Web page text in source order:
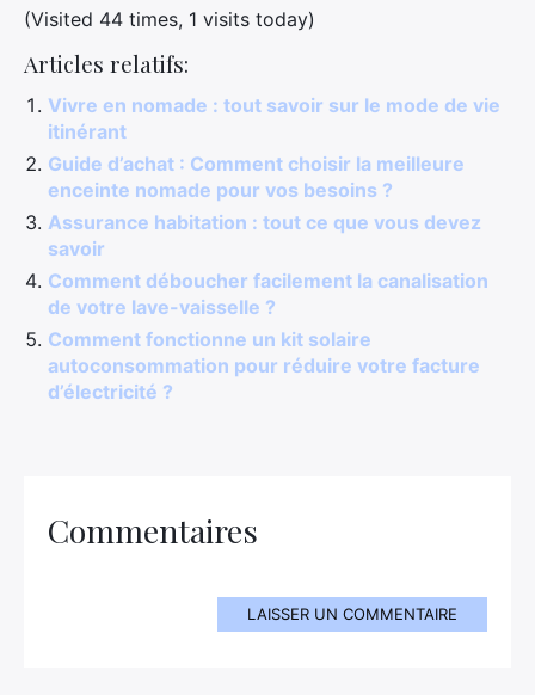
(Visited 44 times, 1 visits today)
Articles relatifs:
Vivre en nomade : tout savoir sur le mode de vie
itinérant
Guide d’achat : Comment choisir la meilleure
enceinte nomade pour vos besoins ?
Assurance habitation : tout ce que vous devez
savoir
Comment déboucher facilement la canalisation
de votre lave-vaisselle ?
Comment fonctionne un kit solaire
autoconsommation pour réduire votre facture
d’électricité ?
Commentaires
LAISSER UN COMMENTAIRE